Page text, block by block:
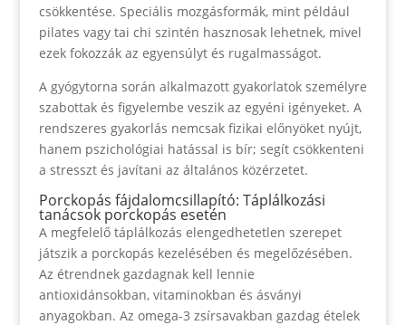
csökkentése. Speciális mozgásformák, mint például
pilates vagy tai chi szintén hasznosak lehetnek, mivel
ezek fokozzák az egyensúlyt és rugalmasságot.
A gyógytorna során alkalmazott gyakorlatok személyre
szabottak és figyelembe veszik az egyéni igényeket. A
rendszeres gyakorlás nemcsak fizikai előnyöket nyújt,
hanem pszichológiai hatással is bír; segít csökkenteni
a stresszt és javítani az általános közérzetet.
Porckopás fájdalomcsillapító: Táplálkozási
tanácsok porckopás esetén
A megfelelő táplálkozás elengedhetetlen szerepet
játszik a porckopás kezelésében és megelőzésében.
Az étrendnek gazdagnak kell lennie
antioxidánsokban, vitaminokban és ásványi
anyagokban. Az omega-3 zsírsavakban gazdag ételek